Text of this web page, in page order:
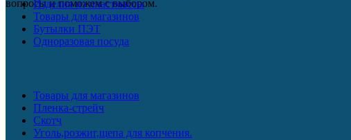
вопросы и поможем с выбором.
Изделия из пластмассы
Товары для магазинов
Бутылки ПЭТ
Одноразовая посуда
Товары для магазинов
Пленка-стрейч
Скотч
Уголь,розжиг,щепа для копчения.